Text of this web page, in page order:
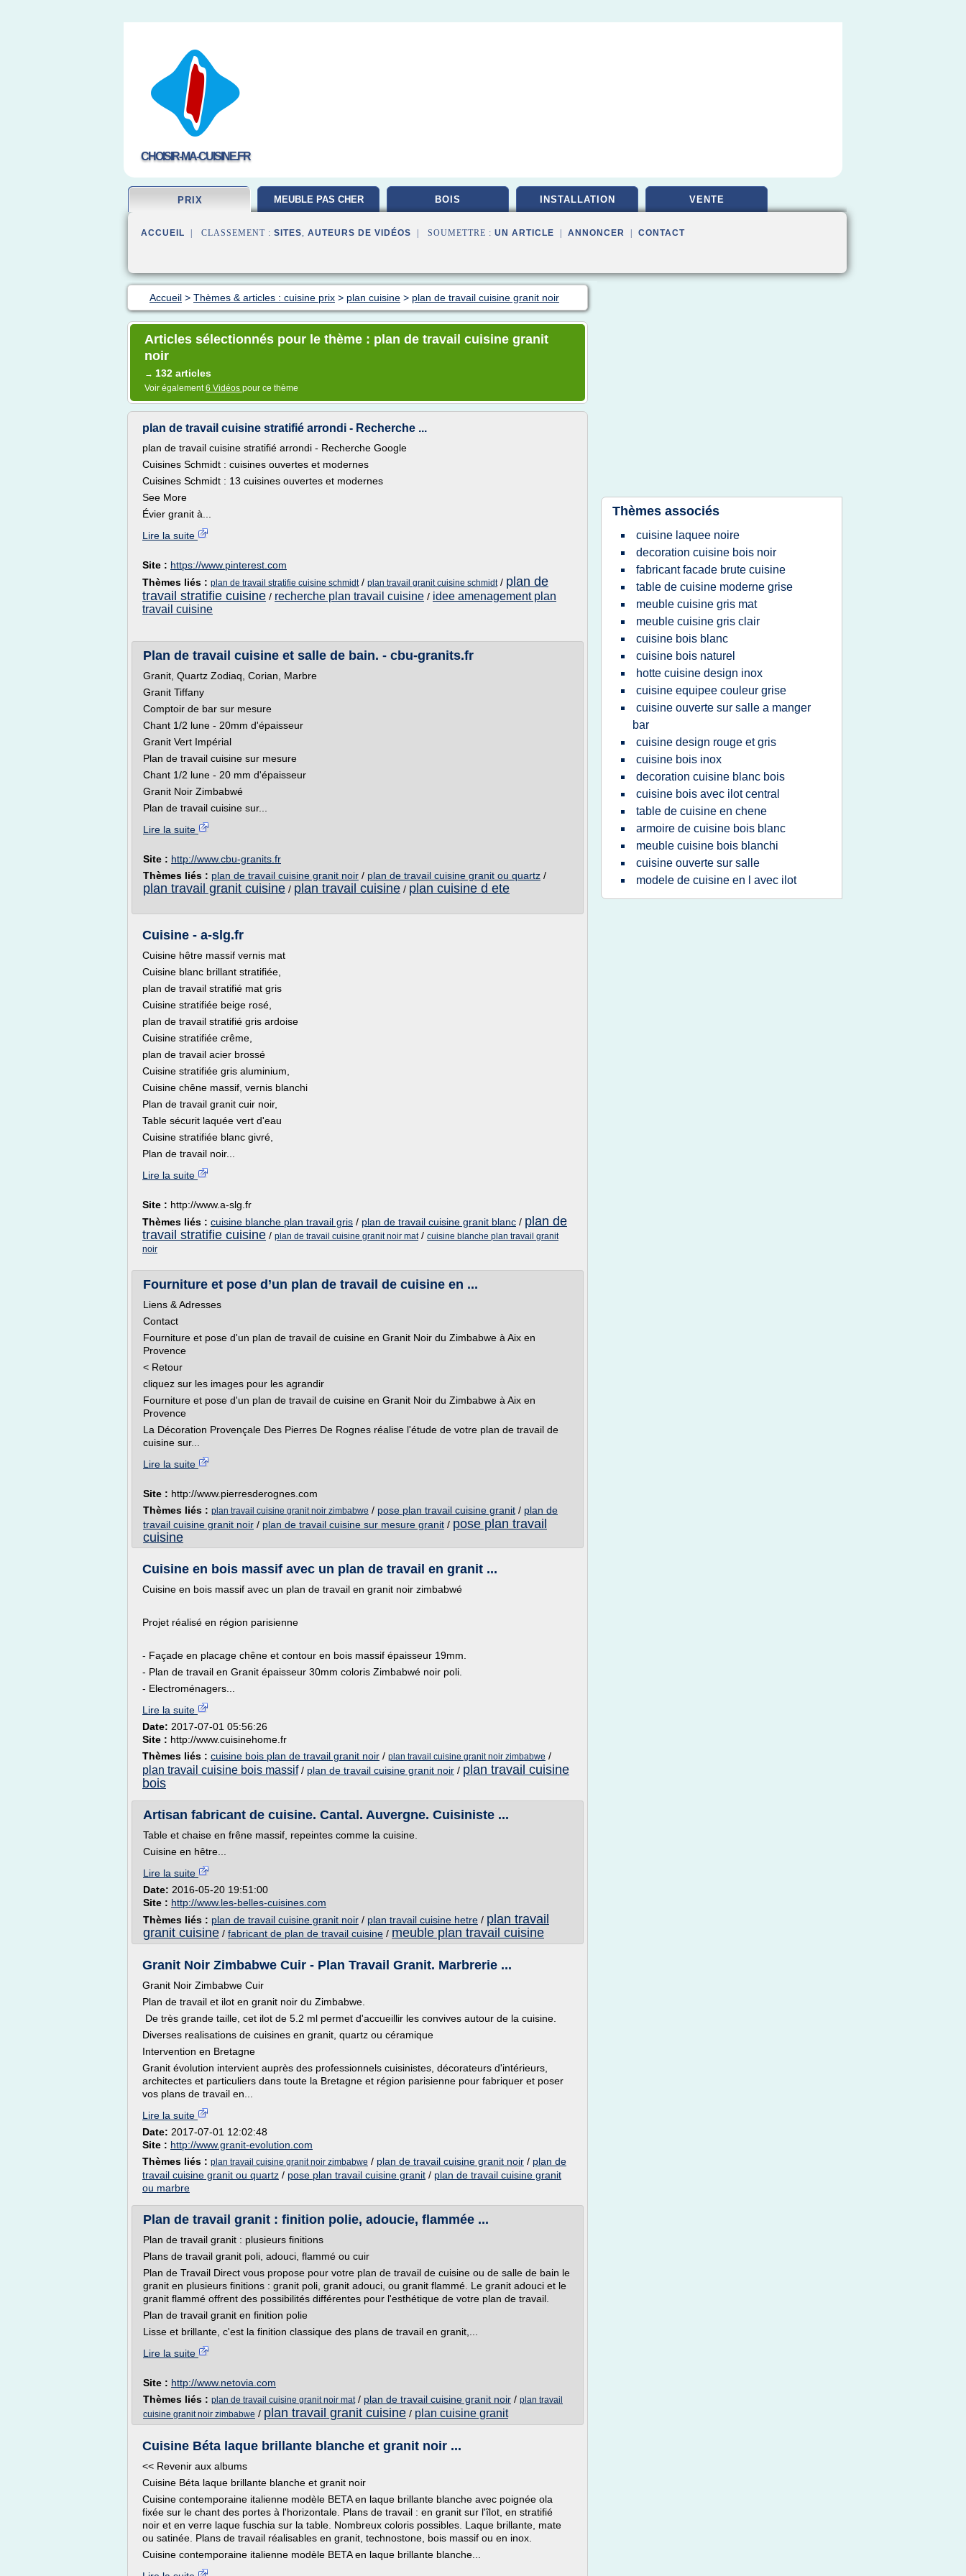
CHOISIR-MA-CUISINE.FR
PRIX MEUBLE PAS CHER BOIS INSTALLATION VENTE
ACCUEIL | CLASSEMENT : SITES, AUTEURS DE VIDÉOS | SOUMETTRE : UN ARTICLE ANNONCER CONTACT
Accueil > Thèmes & articles : cuisine prix > plan cuisine > plan de travail cuisine granit noir
Articles sélectionnés pour le thème : plan de travail cuisine granit
noir
→ 132 articles
Voir également6 Vidéos pour ce thème
plan de travail cuisine stratifié arrondi - Recherche ...
plan de travail cuisine stratifié arrondi - Recherche Google
Cuisines Schmidt : cuisines ouvertes et modernes
Cuisines Schmidt : 13 cuisines ouvertes et modernes
See More
Évier granit à...
Lire la suite
Site : https://www.pinterest.com
Thèmes liés : plan de travail stratifie cuisine schmidt/ plan travail granit cuisine schmidt/ plan de
travail stratifie cuisine / recherche plan travail cuisine / idee amenagement plan
travail cuisine
Plan de travail cuisine et salle de bain. - cbu-granits.fr
Granit, Quartz Zodiaq, Corian, Marbre
Granit Tiffany
Comptoir de bar sur mesure
Chant 1/2 lune - 20mm d'épaisseur
Granit Vert Impérial
Plan de travail cuisine sur mesure
Chant 1/2 lune - 20 mm d'épaisseur
Granit Noir Zimbabwé
Plan de travail cuisine sur...
Lire la suite
Site : http://www.cbu-granits.fr
Thèmes liés : plan de travail cuisine granit noir / plan de travail cuisine granit ou quartz /
plan travail granit cuisine / plan travail cuisine / plan cuisine d ete
Cuisine - a-slg.fr
Cuisine hêtre massif vernis mat
Cuisine blanc brillant stratifiée,
plan de travail stratifié mat gris
Cuisine stratifiée beige rosé,
plan de travail stratifié gris ardoise
Cuisine stratifiée crême,
plan de travail acier brossé
Cuisine stratifiée gris aluminium,
Cuisine chêne massif, vernis blanchi
Plan de travail granit cuir noir,
Table sécurit laquée vert d'eau
Cuisine stratifiée blanc givré,
Plan de travail noir...
Lire la suite
Site : http://www.a-slg.fr
Thèmes liés : cuisine blanche plan travail gris / plan de travail cuisine granit blanc / plan de
travail stratifie cuisine / plan de travail cuisine granit noir mat/ cuisine blanche plan travail granit
noir
Fourniture et pose d’un plan de travail de cuisine en ...
Liens & Adresses
Contact
Fourniture et pose d'un plan de travail de cuisine en Granit Noir du Zimbabwe à Aix en
Provence
< Retour
cliquez sur les images pour les agrandir
Fourniture et pose d'un plan de travail de cuisine en Granit Noir du Zimbabwe à Aix en
Provence
La Décoration Provençale Des Pierres De Rognes réalise l'étude de votre plan de travail de
cuisine sur...
Lire la suite
Site : http://www.pierresderognes.com
Thèmes liés : plan travail cuisine granit noir zimbabwe / pose plan travail cuisine granit / plan de
travail cuisine granit noir / plan de travail cuisine sur mesure granit / pose plan travail
cuisine
Cuisine en bois massif avec un plan de travail en granit ...
Cuisine en bois massif avec un plan de travail en granit noir zimbabwé
Projet réalisé en région parisienne
- Façade en placage chêne et contour en bois massif épaisseur 19mm.
- Plan de travail en Granit épaisseur 30mm coloris Zimbabwé noir poli.
- Electroménagers...
Lire la suite
Date: 2017-07-01 05:56:26
Site : http://www.cuisinehome.fr
Thèmes liés : cuisine bois plan de travail granit noir / plan travail cuisine granit noir zimbabwe /
plan travail cuisine bois massif/ plan de travail cuisine granit noir / plan travail cuisine
bois
Artisan fabricant de cuisine. Cantal. Auvergne. Cuisiniste ...
Table et chaise en frêne massif, repeintes comme la cuisine.
Cuisine en hêtre...
Lire la suite
Date: 2016-05-20 19:51:00
Site : http://www.les-belles-cuisines.com
Thèmes liés : plan de travail cuisine granit noir / plan travail cuisine hetre / plan travail
granit cuisine / fabricant de plan de travail cuisine / meuble plan travail cuisine
Granit Noir Zimbabwe Cuir - Plan Travail Granit. Marbrerie ...
Granit Noir Zimbabwe Cuir
Plan de travail et ilot en granit noir du Zimbabwe.
De très grande taille, cet ilot de 5.2 ml permet d'accueillir les convives autour de la cuisine.
Diverses realisations de cuisines en granit, quartz ou céramique
Intervention en Bretagne
Granit évolution intervient auprès des professionnels cuisinistes, décorateurs d'intérieurs,
architectes et particuliers dans toute la Bretagne et région parisienne pour fabriquer et poser
vos plans de travail en...
Lire la suite
Date: 2017-07-01 12:02:48
Site : http://www.granit-evolution.com
Thèmes liés : plan travail cuisine granit noir zimbabwe / plan de travail cuisine granit noir / plan de
travail cuisine granit ou quartz / pose plan travail cuisine granit / plan de travail cuisine granit
ou marbre
Plan de travail granit : finition polie, adoucie, flammée ...
Plan de travail granit : plusieurs finitions
Plans de travail granit poli, adouci, flammé ou cuir
Plan de Travail Direct vous propose pour votre plan de travail de cuisine ou de salle de bain le
granit en plusieurs finitions : granit poli, granit adouci, ou granit flammé. Le granit adouci et le
granit flammé offrent des possibilités différentes pour l'esthétique de votre plan de travail.
Plan de travail granit en finition polie
Lisse et brillante, c'est la finition classique des plans de travail en granit,...
Lire la suite
Site : http://www.netovia.com
Thèmes liés : plan de travail cuisine granit noir mat/ plan de travail cuisine granit noir / plan travail
cuisine granit noir zimbabwe / plan travail granit cuisine / plan cuisine granit
Cuisine Béta laque brillante blanche et granit noir ...
<< Revenir aux albums
Cuisine Béta laque brillante blanche et granit noir
Cuisine contemporaine italienne modèle BETA en laque brillante blanche avec poignée ola
fixée sur le chant des portes à l'horizontale. Plans de travail : en granit sur l'îlot, en stratifié
noir et en verre laque fuschia sur la table. Nombreux coloris possibles. Laque brillante, mate
ou satinée. Plans de travail réalisables en granit, technostone, bois massif ou en inox.
Cuisine contemporaine italienne modèle BETA en laque brillante blanche...
Thèmes associés
cuisine laquee noire
decoration cuisine bois noir
fabricant facade brute cuisine
table de cuisine moderne grise
meuble cuisine gris mat
meuble cuisine gris clair
cuisine bois blanc
cuisine bois naturel
hotte cuisine design inox
cuisine equipee couleur grise
cuisine ouverte sur salle a manger
bar
cuisine design rouge et gris
cuisine bois inox
decoration cuisine blanc bois
cuisine bois avec ilot central
table de cuisine en chene
armoire de cuisine bois blanc
meuble cuisine bois blanchi
cuisine ouverte sur salle
modele de cuisine en l avec ilot